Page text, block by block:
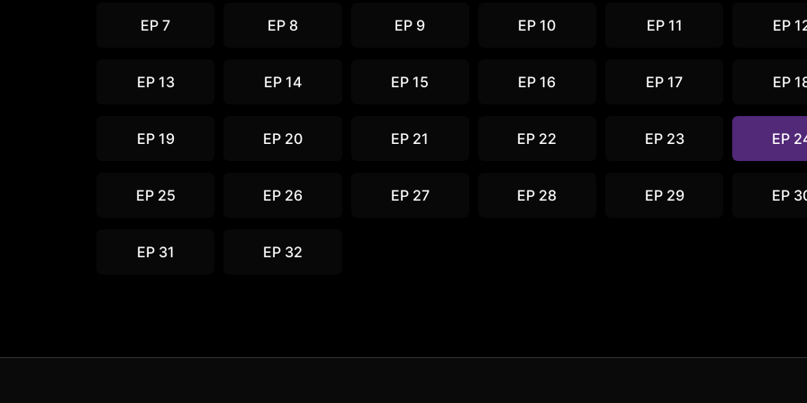
EP 7 EP 8 EP 9 EP 10 EP 11 EP
EP 13 EP 14 EP 15 EP 16 EP 17 EP
EP 19 EP 20 EP 21 EP 22 EP 23 EP
EP 25 EP 26 EP 27 EP 28 EP 29 EP
EP 31 EP 32